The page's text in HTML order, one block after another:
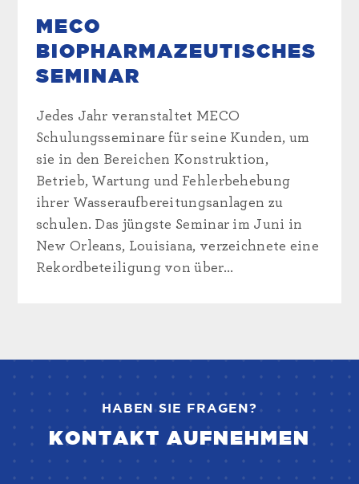
MECO
BIOPHARMAZEUTISCHES
SEMINAR
Jedes Jahr veranstaltet MECO
Schulungsseminare für seine Kunden, um
sie in den Bereichen Konstruktion,
Betrieb, Wartung und Fehlerbehebung
ihrer Wasseraufbereitungsanlagen zu
schulen. Das jüngste Seminar im Juni in
New Orleans, Louisiana, verzeichnete eine
Rekordbeteiligung von über...
HABEN SIE FRAGEN?
KONTAKT AUFNEHMEN